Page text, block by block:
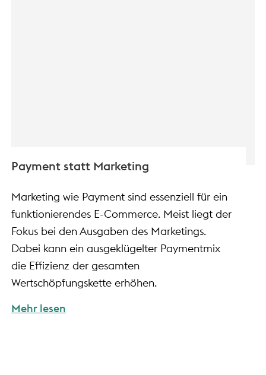
Payment statt Marketing
Marketing wie Payment sind essenziell für ein
funktionierendes E-Commerce. Meist liegt der
Fokus bei den Ausgaben des Marketings.
Dabei kann ein ausgeklügelter Paymentmix
die Effizienz der gesamten
Wertschöpfungskette erhöhen.
Mehr lesen